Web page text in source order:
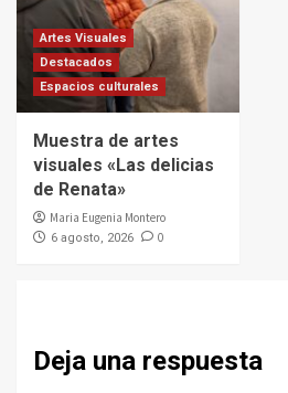
Artes Visuales
Destacados
Espacios culturales
Muestra de artes
visuales «Las delicias
de Renata»
Maria Eugenia Montero
6 agosto, 2026 0
Deja una respuesta